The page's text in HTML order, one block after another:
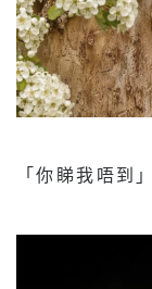
「你睇我唔到」